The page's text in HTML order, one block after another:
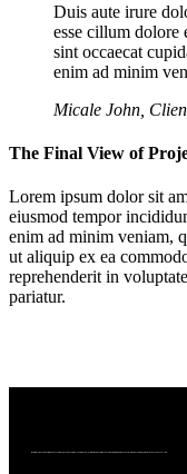
Duis aute irure
esse cillum dolore
sint occaecat
enim ad minim
Micale John,
The Final View of
Lorem ipsum dolor sit
eiusmod tempor
enim ad minim veniam,
ut aliquip ex ea
reprehenderit in
pariatur.